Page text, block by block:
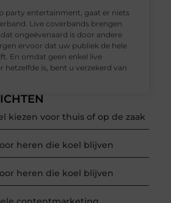
kiezen voor thuis of op de zaak
heren die koel blijven
heren die koel blijven
party entertainment, gaat er niets
Live coverbands brengen
ongeëvenaard is door andere
ervoor dat uw publiek de hele
En omdat geen enkel live
hetzelfde is, bent u verzekerd van